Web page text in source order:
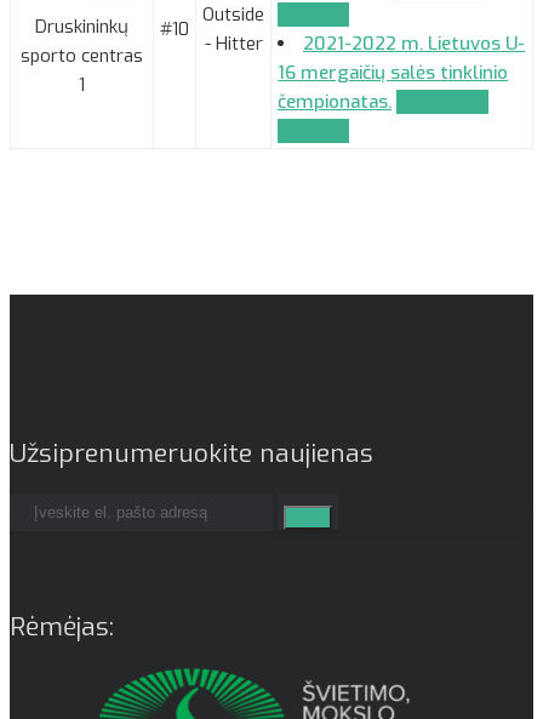
Druskininkų
sporto centras
1
#10
Outside
- Hitter
2021-2022 m. Lietuvos U-
16 mergaičių salės tinklinio
čempionatas.
Užsiprenumeruokite naujienas
Rėmėjas: